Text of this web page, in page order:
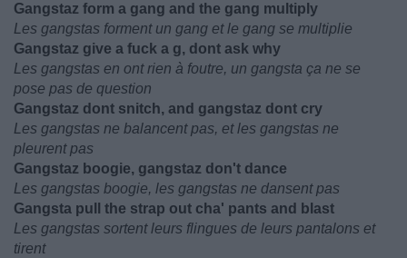
Gangstaz form a gang and the gang multiply
Les gangstas forment un gang et le gang se multiplie
Gangstaz give a fuck a g, dont ask why
Les gangstas en ont rien à foutre, un gangsta ça ne se
pose pas de question
Gangstaz dont snitch, and gangstaz dont cry
Les gangstas ne balancent pas, et les gangstas ne
pleurent pas
Gangstaz boogie, gangstaz don't dance
Les gangstas boogie, les gangstas ne dansent pas
Gangsta pull the strap out cha' pants and blast
Les gangstas sortent leurs flingues de leurs pantalons et
tirent